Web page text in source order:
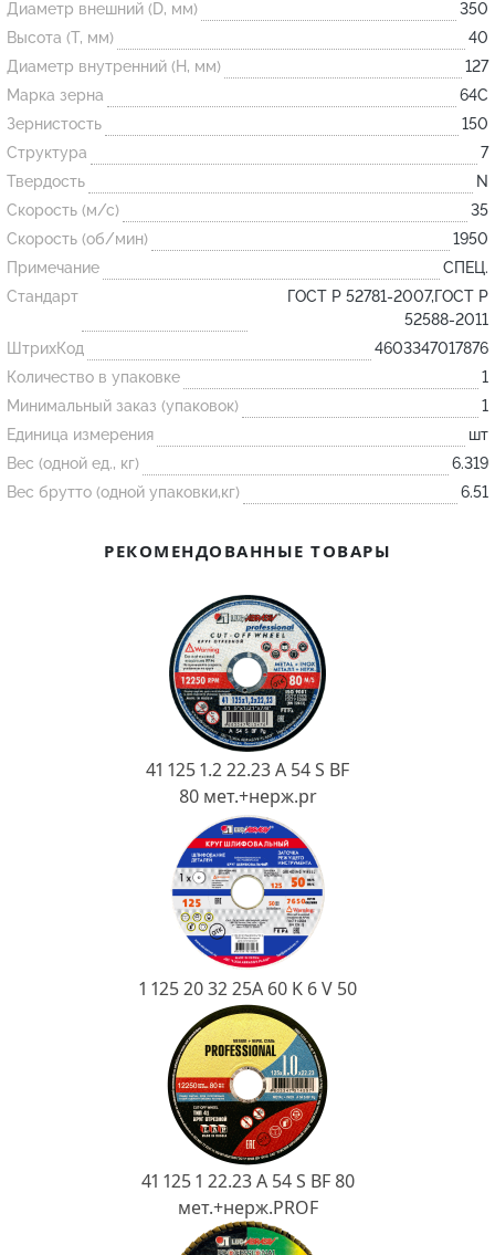
Огнеупорные
изделия
Скачать каталог
Тигель
Муфель
Черпак
Шербер
Трубка
Стержень
Пробка
Подставка
Лодочка
Контакт
Желоб
Диаметр внешний (D, мм)
350
Высота (T, мм)
40
Диаметр внутренний (H, мм)
127
Марка зерна
64С
Зернистость
150
Структура
7
Твердость
N
Скорость (м/с)
35
Скорость (об/мин)
1950
Примечание
СПЕЦ.
Стандарт
ГОСТ Р 52781-2007,ГОСТ Р
52588-2011
ШтрихКод
4603347017876
Количество в упаковке
1
Минимальный заказ (упаковок)
1
Единица измерения
шт
Вес (одной ед., кг)
6.319
Вес брутто (одной упаковки,кг)
6.51
РЕКОМЕНДОВАННЫЕ ТОВАРЫ
41 125 1.2 22.23 A 54 S BF
80 мет.+нерж.pr
1 125 20 32 25А 60 K 6 V 50
41 125 1 22.23 A 54 S BF 80
мет.+нерж.PROF